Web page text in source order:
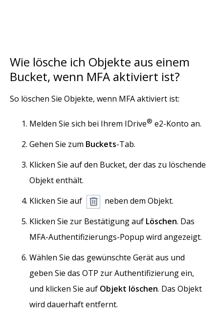
Wie lösche ich Objekte aus einem
Bucket, wenn MFA aktiviert ist?
So löschen Sie Objekte, wenn MFA aktiviert ist:
Melden Sie sich bei Ihrem IDrive® e2-Konto an.
Gehen Sie zum Buckets-Tab.
Klicken Sie auf den Bucket, der das zu löschende
Objekt enthält.
Klicken Sie auf
neben dem Objekt.
Klicken Sie zur Bestätigung auf Löschen. Das
MFA-Authentifizierungs-Popup wird angezeigt.
Wählen Sie das gewünschte Gerät aus und
geben Sie das OTP zur Authentifizierung ein,
und klicken Sie auf Objekt löschen. Das Objekt
wird dauerhaft entfernt.